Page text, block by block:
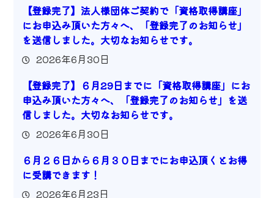
【登録完了】法人様団体ご契約で「資格取得講座」
にお申込み頂いた方々へ、「登録完了のお知らせ」
を送信しました。大切なお知らせです。
2026年6月30日
【登録完了】６月29日までに「資格取得講座」にお
申込み頂いた方々へ、「登録完了のお知らせ」を送
信しました。大切なお知らせです。
2026年6月30日
６月２６日から６月３０日までにお申込頂くとお得
に受講できます！
2026年6月23日